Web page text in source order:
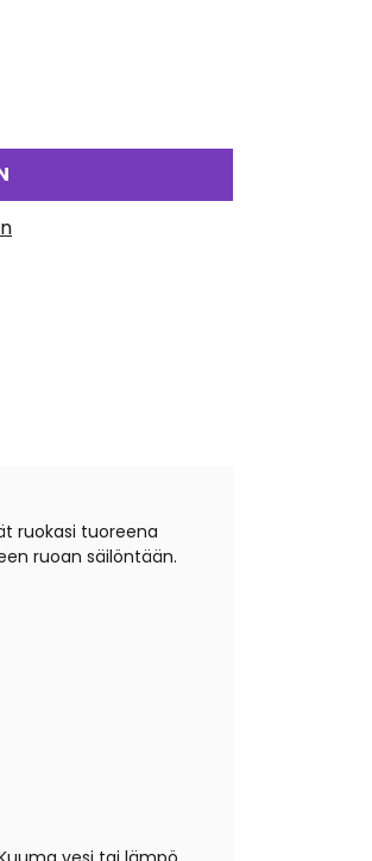
ruokasi tuoreena
ruoan säilöntään.